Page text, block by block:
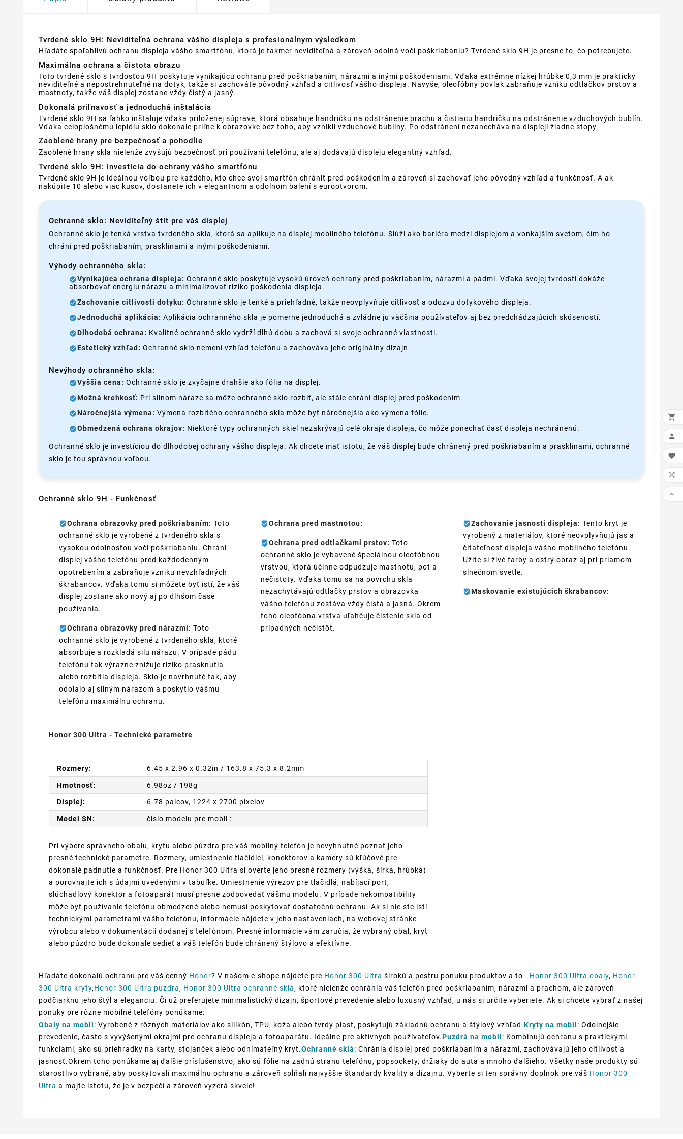
Tvrdené sklo 9H: Neviditeľná ochrana vášho displeja s profesionálnym výsledkom
Hľadáte spoľahlivú ochranu displeja vášho smartfónu, ktorá je takmer neviditeľná a zároveň odolná voči poškriabaniu? Tvrdené sklo 9H je presne to, čo potrebujete.
Maximálna ochrana a čistota obrazu
Toto tvrdené sklo s tvrdosťou 9H poskytuje vynikajúcu ochranu pred poškriabaním, nárazmi a inými poškodeniami. Vďaka extrémne nízkej hrúbke 0,3 mm je prakticky
neviditeľné a nepostrehnuteľné na dotyk, takže si zachováte pôvodný vzhľad a citlivosť vášho displeja. Navyše, oleofóbny povlak zabraňuje vzniku odtlačkov prstov a
mastnoty, takže váš displej zostane vždy čistý a jasný.
Dokonalá priľnavosť a jednoduchá inštalácia
Tvrdené sklo 9H sa ľahko inštaluje vďaka priloženej súprave, ktorá obsahuje handričku na odstránenie prachu a čistiacu handričku na odstránenie vzduchových bublín.
Vďaka celoplošnému lepidlu sklo dokonale priľne k obrazovke bez toho, aby vznikli vzduchové bubliny. Po odstránení nezanecháva na displeji žiadne stopy.
Zaoblené hrany pre bezpečnosť a pohodlie
Zaoblené hrany skla nielenže zvyšujú bezpečnosť pri používaní telefónu, ale aj dodávajú displeju elegantný vzhľad.
Tvrdené sklo 9H: Investícia do ochrany vášho smartfónu
Tvrdené sklo 9H je ideálnou voľbou pre každého, kto chce svoj smartfón chrániť pred poškodením a zároveň si zachovať jeho pôvodný vzhľad a funkčnosť. A ak
nakúpite 10 alebo viac kusov, dostanete ich v elegantnom a odolnom balení s eurootvorom.
Ochranné sklo: Neviditeľný štít pre váš displej
Ochranné sklo je tenká vrstva tvrdeného skla, ktorá sa aplikuje na displej mobilného telefónu. Slúži ako bariéra medzi displejom a vonkajším svetom, čím ho
chráni pred poškriabaním, prasklinami a inými poškodeniami.
Výhody ochranného skla:
Vynikajúca ochrana displeja: Ochranné sklo poskytuje vysokú úroveň ochrany pred poškriabaním, nárazmi a pádmi. Vďaka svojej tvrdosti dokáže
absorbovať energiu nárazu a minimalizovať riziko poškodenia displeja.
Zachovanie citlivosti dotyku: Ochranné sklo je tenké a priehľadné, takže neovplyvňuje citlivosť a odozvu dotykového displeja.
Jednoduchá aplikácia: Aplikácia ochranného skla je pomerne jednoduchá a zvládne ju väčšina používateľov aj bez predchádzajúcich skúseností.
Dlhodobá ochrana: Kvalitné ochranné sklo vydrží dlhú dobu a zachová si svoje ochranné vlastnosti.
Estetický vzhľad: Ochranné sklo nemení vzhľad telefónu a zachováva jeho originálny dizajn.
Nevýhody ochranného skla:
Vyššia cena: Ochranné sklo je zvyčajne drahšie ako fólia na displej.
Možná krehkosť: Pri silnom náraze sa môže ochranné sklo rozbiť, ale stále chráni displej pred poškodením.
Náročnejšia výmena: Výmena rozbitého ochranného skla môže byť náročnejšia ako výmena fólie.
Obmedzená ochrana okrajov: Niektoré typy ochranných skiel nezakrývajú celé okraje displeja, čo môže ponechať časť displeja nechránenú.
Ochranné sklo je investíciou do dlhodobej ochrany vášho displeja. Ak chcete mať istotu, že váš displej bude chránený pred poškriabaním a prasklinami, ochranné
sklo je tou správnou voľbou.
Ochranné sklo 9H - Funkčnosť
Ochrana obrazovky pred poškriabaním: Toto
ochranné sklo je vyrobené z tvrdeného skla s
vysokou odolnosťou voči poškriabaniu. Chráni
displej vášho telefónu pred každodenným
opotrebením a zabraňuje vzniku nevzhľadných
škrabancov. Vďaka tomu si môžete byť istí, že váš
displej zostane ako nový aj po dlhšom čase
používania.
Ochrana obrazovky pred nárazmi: Toto
ochranné sklo je vyrobené z tvrdeného skla, ktoré
absorbuje a rozkladá silu nárazu. V prípade pádu
telefónu tak výrazne znižuje riziko prasknutia
alebo rozbitia displeja. Sklo je navrhnuté tak, aby
odolalo aj silným nárazom a poskytlo vášmu
telefónu maximálnu ochranu.
Ochrana pred mastnotou:
Ochrana pred odtlačkami prstov: Toto
ochranné sklo je vybavené špeciálnou oleofóbnou
vrstvou, ktorá účinne odpudzuje mastnotu, pot a
nečistoty. Vďaka tomu sa na povrchu skla
nezachytávajú odtlačky prstov a obrazovka
vášho telefónu zostáva vždy čistá a jasná. Okrem
toho oleofóbna vrstva uľahčuje čistenie skla od
prípadných nečistôt.
Zachovanie jasnosti displeja: Tento kryt je
vyrobený z materiálov, ktoré neovplyvňujú jas a
čitateľnosť displeja vášho mobilného telefónu.
Užite si živé farby a ostrý obraz aj pri priamom
slnečnom svetle.
Maskovanie existujúcich škrabancov:
Honor 300 Ultra - Technické parametre
Rozmery: 6.45 x 2.96 x 0.32in / 163.8 x 75.3 x 8.2mm
Hmotnosť: 6.98oz / 198g
Displej: 6.78 palcov, 1224 x 2700 pixelov
Model SN: čislo modelu pre mobil :
Pri výbere správneho obalu, krytu alebo púzdra pre váš mobilný telefón je nevyhnutné poznať jeho
presné technické parametre. Rozmery, umiestnenie tlačidiel, konektorov a kamery sú kľúčové pre
dokonalé padnutie a funkčnosť. Pre Honor 300 Ultra si overte jeho presné rozmery (výška, šírka, hrúbka)
a porovnajte ich s údajmi uvedenými v tabuľke. Umiestnenie výrezov pre tlačidlá, nabíjací port,
slúchadlový konektor a fotoaparát musí presne zodpovedať vášmu modelu. V prípade nekompatibility
môže byť používanie telefónu obmedzené alebo nemusí poskytovať dostatočnú ochranu. Ak si nie ste istí
technickými parametrami vášho telefónu, informácie nájdete v jeho nastaveniach, na webovej stránke
výrobcu alebo v dokumentácii dodanej s telefónom. Presné informácie vám zaručia, že vybraný obal, kryt
alebo púzdro bude dokonale sedieť a váš telefón bude chránený štýlovo a efektívne.
Hľadáte dokonalú ochranu pre váš cenný Honor? V našom e-shope nájdete pre Honor 300 Ultra širokú a pestru ponuku produktov a to - Honor 300 Ultra obaly, Honor
300 Ultra kryty,Honor 300 Ultra puzdra, Honor 300 Ultra ochranné sklá, ktoré nielenže ochránia váš telefón pred poškriabaním, nárazmi a prachom, ale zároveň
podčiarknu jeho štýl a eleganciu. Či už preferujete minimalistický dizajn, športové prevedenie alebo luxusný vzhľad, u nás si určite vyberiete. Ak si chcete vybrať z našej
ponuky pre rôzne mobilné telefóny ponúkame:
Obaly na mobil : Vyrobené z rôznych materiálov ako silikón, TPU, koža alebo tvrdý plast, poskytujú základnú ochranu a štýlový vzhľad.Kryty na mobil : Odolnejšie
prevedenie, často s vyvýšenými okrajmi pre ochranu displeja a fotoaparátu. Ideálne pre aktívnych používateľov.Puzdrá na mobil : Kombinujú ochranu s praktickými
funkciami, ako sú priehradky na karty, stojanček alebo odnímateľný kryt.Ochranné sklá: Chránia displej pred poškriabaním a nárazmi, zachovávajú jeho citlivosť a
jasnosť.Okrem toho ponúkame aj ďalšie príslušenstvo, ako sú fólie na zadnú stranu telefónu, popsockety, držiaky do auta a mnoho ďalšieho. Všetky naše produkty sú
starostlivo vybrané, aby poskytovali maximálnu ochranu a zároveň spĺňali najvyššie štandardy kvality a dizajnu. Vyberte si ten správny doplnok pre váš Honor 300
Ultra a majte istotu, že je v bezpečí a zároveň vyzerá skvele!




